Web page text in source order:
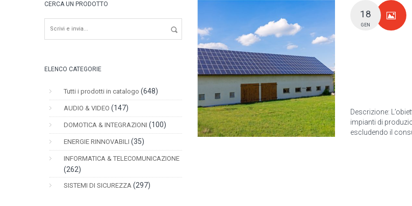
CERCA UN PRODOTTO
ELENCO CATEGORIE
Tutti i prodotti in catalogo (648)
AUDIO & VIDEO (147)
DOMOTICA & INTEGRAZIONI (100)
ENERGIE RINNOVABILI (35)
INFORMATICA & TELECOMUNICAZIONE
(262)
SISTEMI DI SICUREZZA (297)
18
GEN
Descrizione:
impianti di
escludendo il